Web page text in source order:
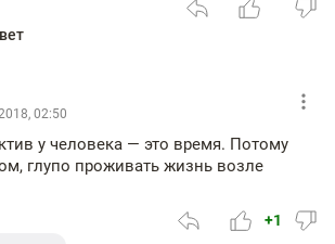
02:50
у человека — это время. Потому
глупо проживать жизнь возле
+1